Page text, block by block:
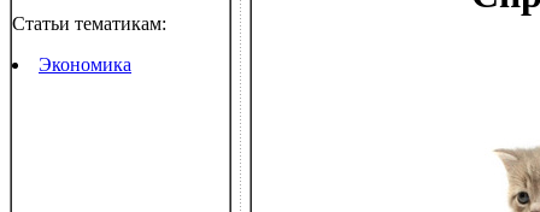
Статьи тематикам:
Экономика